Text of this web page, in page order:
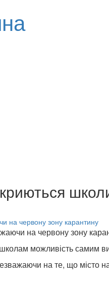
на червону зону
можливість самим
на те, що місто